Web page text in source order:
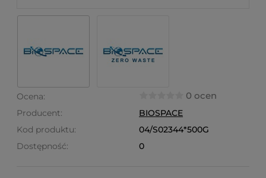
Ocena: 0 ocen
Producent:
BIOSPACE
Kod produktu:
04/S02344*500G
Dostępność:
0